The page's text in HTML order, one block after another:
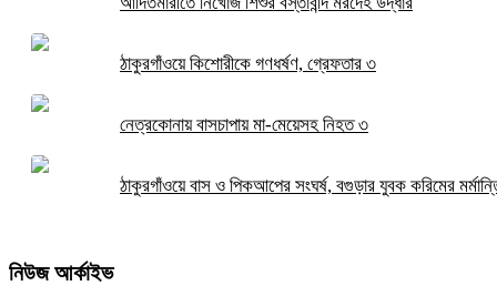
ঠাকুরগাঁওয়ে কিশোরীকে গণধর্ষণ, গ্রেফতার ৩
নেত্রকোনায় বাসচাপায় মা-মেয়েসহ নিহত ৩
ঠাকুরগাঁওয়ে বাস ও পিকআপের সংঘর্ষ, বগুড়ার যুবক করিমের
নিউজ আর্কাইভ